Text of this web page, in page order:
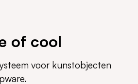
of cool
voor kunstobjecten